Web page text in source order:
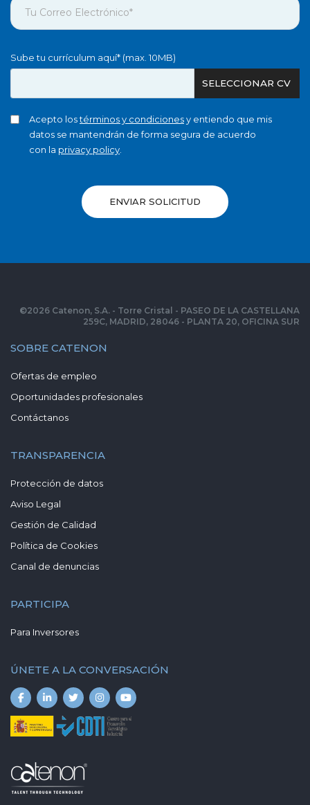
Sube tu currículum aquí* (max. 10MB)
SELECCIONAR CV
Acepto lostérminos y condicionesy entiendo que mis
datos se mantendrán de forma segura de acuerdo
con la privacy policy.
ENVIAR SOLICITUD
SOBRE CATENON
Ofertas de empleo
Oportunidades profesionales
Contáctanos
TRANSPARENCIA
Protección de datos
Aviso Legal
Gestión de Calidad
Política de Cookies
Canal de denuncias
PARTICIPA
Para Inversores
ÚNETE A LA CONVERSACIÓN
©2026 Catenon, S.A. - Torre Cristal - PASEO DE LA CASTELLANA
259C, MADRID, 28046 - PLANTA 20, OFICINA SUR